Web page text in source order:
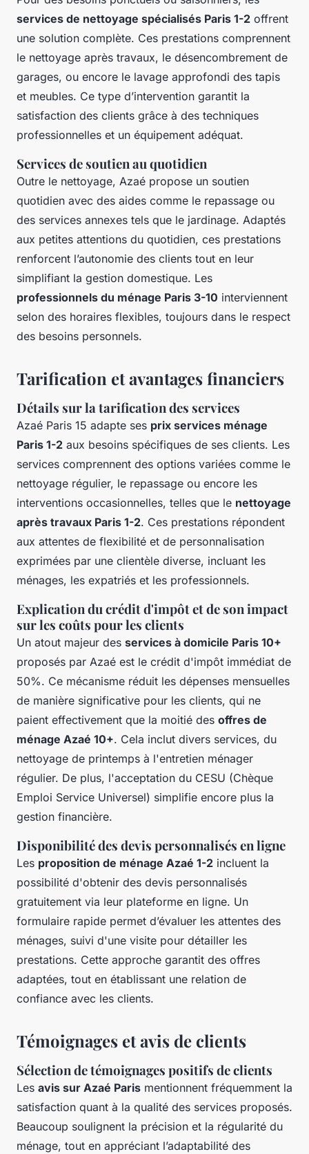
services de nettoyage spécialisés Paris 1-2 offrent
une solution complète. Ces prestations comprennent
le nettoyage après travaux, le désencombrement de
garages, ou encore le lavage approfondi des tapis
et meubles. Ce type d’intervention garantit la
satisfaction des clients grâce à des techniques
professionnelles et un équipement adéquat.
Services de soutien au quotidien
Outre le nettoyage, Azaé propose un soutien
quotidien avec des aides comme le repassage ou
des services annexes tels que le jardinage. Adaptés
aux petites attentions du quotidien, ces prestations
renforcent l’autonomie des clients tout en leur
simplifiant la gestion domestique. Les
professionnels du ménage Paris 3-10 interviennent
selon des horaires flexibles, toujours dans le respect
des besoins personnels.
Tarification et avantages financiers
Détails sur la tarification des services
Azaé Paris 15 adapte ses prix services ménage
Paris 1-2 aux besoins spécifiques de ses clients. Les
services comprennent des options variées comme le
nettoyage régulier, le repassage ou encore les
interventions occasionnelles, telles que le nettoyage
après travaux Paris 1-2. Ces prestations répondent
aux attentes de flexibilité et de personnalisation
exprimées par une clientèle diverse, incluant les
ménages, les expatriés et les professionnels.
Explication du crédit d'impôt et de son impact
sur les coûts pour les clients
Un atout majeur des services à domicile Paris 10+
proposés par Azaé est le crédit d'impôt immédiat de
50%. Ce mécanisme réduit les dépenses mensuelles
de manière significative pour les clients, qui ne
paient effectivement que la moitié des offres de
ménage Azaé 10+. Cela inclut divers services, du
nettoyage de printemps à l'entretien ménager
régulier. De plus, l'acceptation du CESU (Chèque
Emploi Service Universel) simplifie encore plus la
gestion financière.
Disponibilité des devis personnalisés en ligne
Les proposition de ménage Azaé 1-2 incluent la
possibilité d'obtenir des devis personnalisés
gratuitement via leur plateforme en ligne. Un
formulaire rapide permet d’évaluer les attentes des
ménages, suivi d'une visite pour détailler les
prestations. Cette approche garantit des offres
adaptées, tout en établissant une relation de
confiance avec les clients.
Témoignages et avis de clients
Sélection de témoignages positifs de clients
Les avis sur Azaé Paris mentionnent fréquemment la
satisfaction quant à la qualité des services proposés.
Beaucoup soulignent la précision et la régularité du
ménage, tout en appréciant l’adaptabilité des